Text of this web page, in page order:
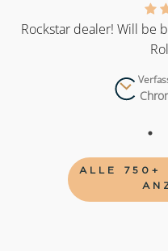
Rockstar dealer! Will be
ALLE 750+